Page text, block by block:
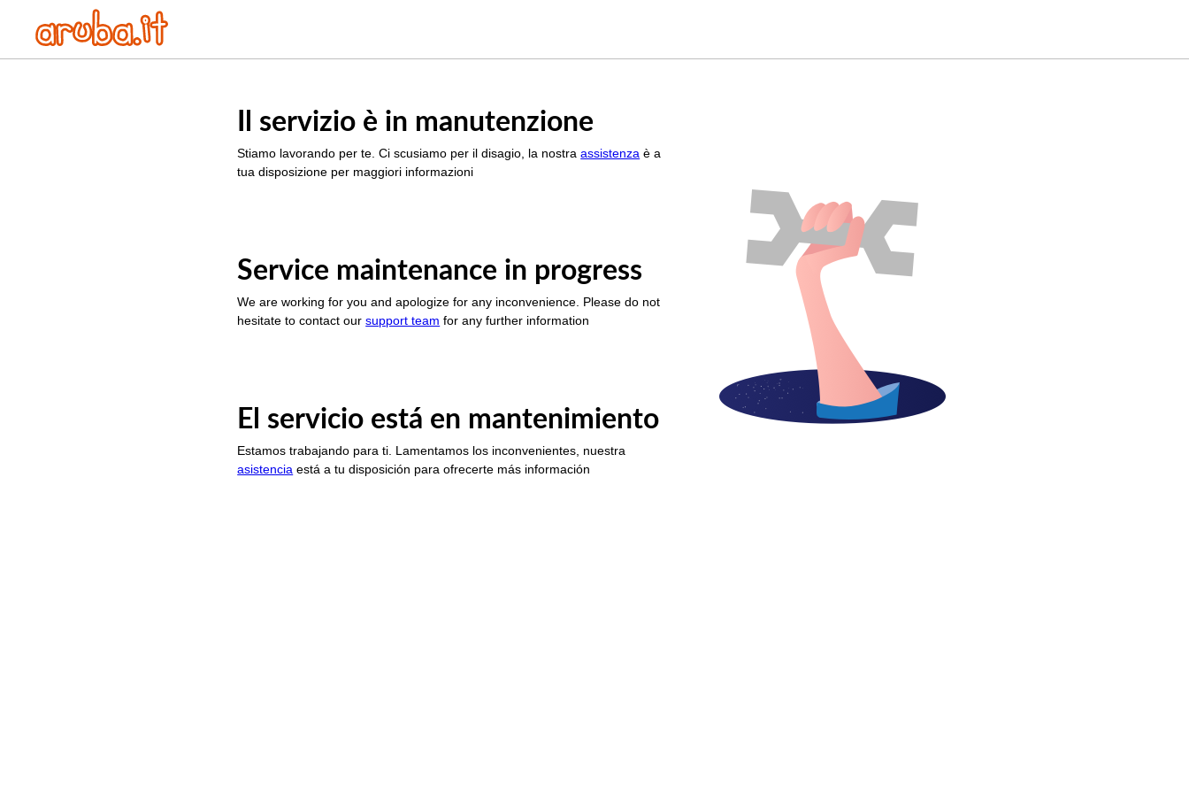
Il servizio è in manutenzione
Stiamo lavorando per te. Ci scusiamo per il disagio, la nostraassistenza è a
tua disposizione per maggiori informazioni
Service maintenance in progress
We are working for you and apologize for any inconvenience. Please do not
hesitate to contact oursupport team for any further information
El servicio está en mantenimiento
Estamos trabajando para ti. Lamentamos los inconvenientes, nuestra
asistencia está a tu disposición para ofrecerte más información